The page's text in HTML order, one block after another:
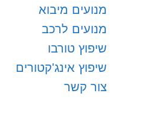
מנועים מיבוא
מנועים לרכב
שיפוץ טורבו
שיפוץ אינג'קטורים
צור קשר